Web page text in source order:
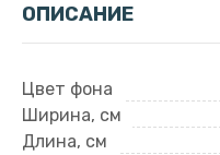
ОПИСАНИЕ
Цвет фона
Ширина, см
Длина, см